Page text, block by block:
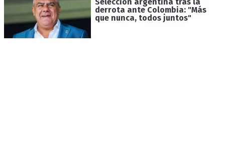
derrota ante Colombia: "Más
que nunca, todos juntos"